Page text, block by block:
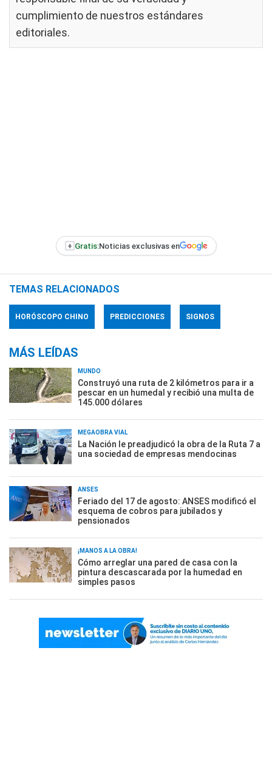
cumplimiento de nuestros estándares
editoriales.
+ Gratis:Noticias exclusivas en
TEMAS RELACIONADOS
HORÓSCOPO CHINO PREDICCIONES SIGNOS
MÁS LEÍDAS
MUNDO
Construyó una ruta de 2 kilómetros para ir a
pescar en un humedal y recibió una multa de
145.000 dólares
MEGAOBRA VIAL
La Nación le preadjudicó la obra de la Ruta 7 a
una sociedad de empresas mendocinas
ANSES
Feriado del 17 de agosto: ANSES modificó el
esquema de cobros para jubilados y
pensionados
¡MANOS A LA OBRA!
Cómo arreglar una pared de casa con la
pintura descascarada por la humedad en
simples pasos